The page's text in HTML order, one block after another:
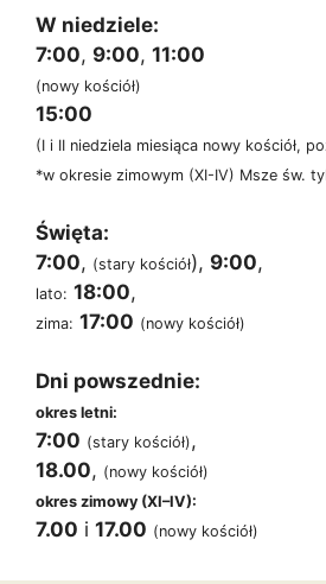
W niedziele:
7:00, 9:00, 11:00
(nowy kościół)
15:00
(I i II niedziela miesiąca nowy kościół,
*w okresie zimowym (XI-IV) Msze św.
Święta:
7:00, (stary kościół), 9:00,
lato: 18:00,
zima: 17:00 (nowy kościół)
Dni powszednie:
okres letni:
7:00 (stary kościół),
18.00, (nowy kościół)
okres zimowy (XI–IV):
7.00 i 17.00 (nowy kościół)